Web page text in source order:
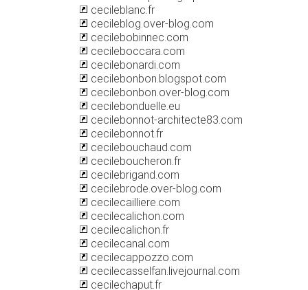
cecileblanc.fr
cecileblog.over-blog.com
cecilebobinnec.com
cecileboccara.com
cecilebonardi.com
cecilebonbon.blogspot.com
cecilebonbon.over-blog.com
cecilebonduelle.eu
cecilebonnot-architecte83.com
cecilebonnot.fr
cecilebouchaud.com
cecileboucheron.fr
cecilebrigand.com
cecilebrode.over-blog.com
cecilecailliere.com
cecilecalichon.com
cecilecalichon.fr
cecilecanal.com
cecilecappozzo.com
cecilecasselfan.livejournal.com
cecilechaput.fr